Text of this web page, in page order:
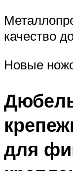
качество
Новые
для